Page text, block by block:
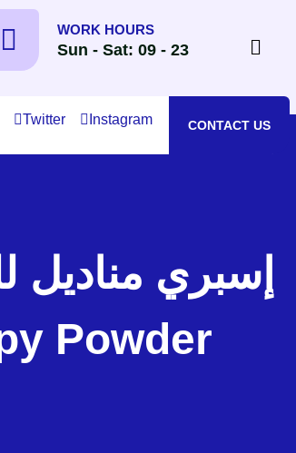
WORK HOURS
Sun - Sat: 09 - 23
CONTACT US
Twitter Instagram